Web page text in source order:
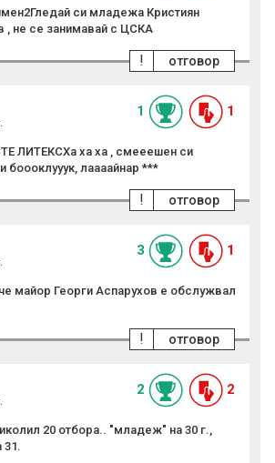
си младежа Кристиян
, не се занимавай с ЦСКА
отговор
!
1 1
ЛИТЕКСХа ха ха , смееешен си
боооклууук, лаааайнар ***
отговор
!
3 1
майор Георги Аспарухов е обслужвал
отговор
!
2 2
20 отбора.. "младеж" на 30 г.,
31.